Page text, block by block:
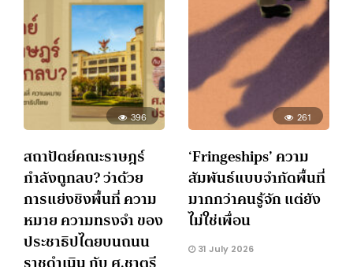
396
สถาปัตย์คณะราษฎร์
กำลังถูกลบ? ว่าด้วย
การแย่งชิงพื้นที่ ความ
หมาย ความทรงจำ ของ
ประชาธิปไตยบนถนน
261
‘Fringeships’ ความ
สัมพันธ์แบบจำกัดพื้นที่
มากกว่าคนรู้จัก แต่ยัง
ไม่ใช่เพื่อน
31 July 2026